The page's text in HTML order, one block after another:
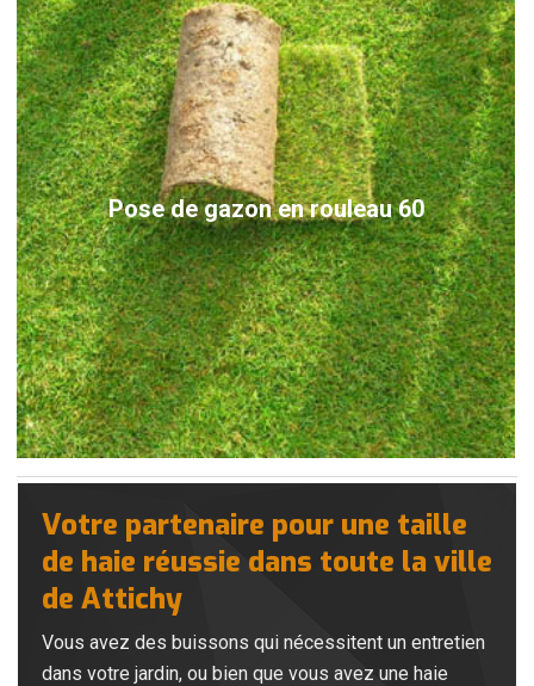
Pose de gazon en rouleau 60
Votre partenaire pour une taille
de haie réussie dans toute la ville
de Attichy
Vous avez des buissons qui nécessitent un entretien
dans votre jardin, ou bien que vous avez une haie